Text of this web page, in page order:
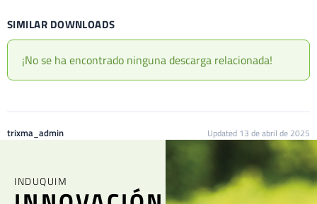
SIMILAR DOWNLOADS
¡No se ha encontrado ninguna descarga relacionada!
trixma_admin Updated 13 de abril de 2025
INDUQUIM